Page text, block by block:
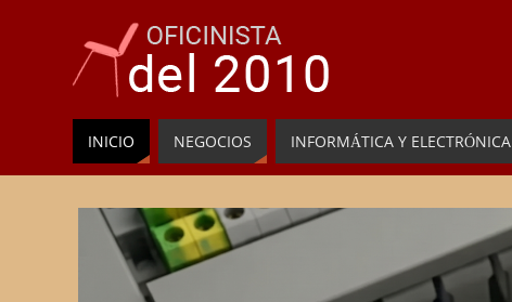
INICIO NEGOCIOS INFORMÁTICA Y ELECTRÓNICA